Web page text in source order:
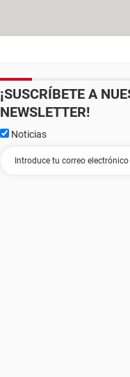
¡SUSCRÍBETE A
NEWSLETTER!
Noticias